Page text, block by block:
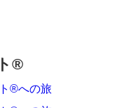
®
®への旅